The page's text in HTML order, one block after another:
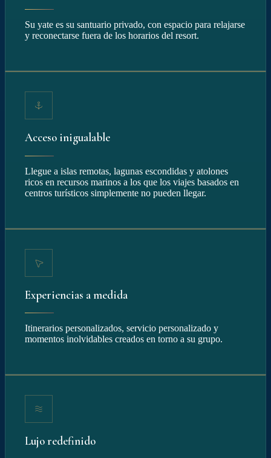
Su yate es su santuario privado, con espacio para relajarse
y reconectarse fuera de los horarios del resort.
Acceso inigualable
Llegue a islas remotas, lagunas escondidas y atolones
ricos en recursos marinos a los que los viajes basados en
centros turísticos simplemente no pueden llegar.
Experiencias a medida
Itinerarios personalizados, servicio personalizado y
momentos inolvidables creados en torno a su grupo.
Lujo redefinido